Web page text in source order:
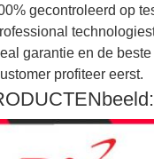
gecontroleerd op
garantie en de
profiteer eerst.